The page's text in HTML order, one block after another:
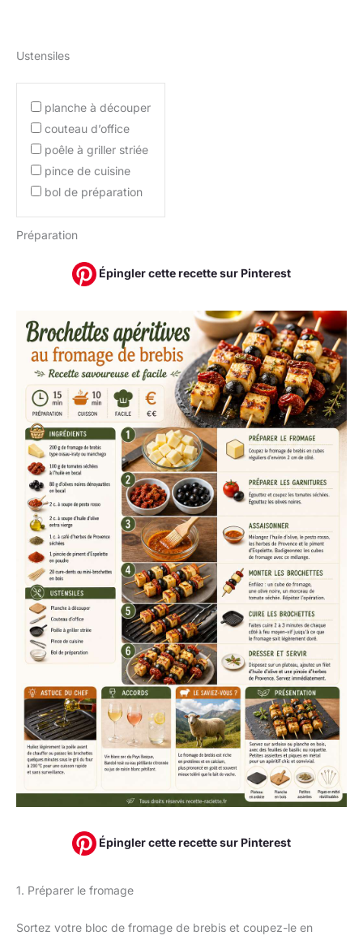
Ustensiles
planche à découper
couteau d’office
poêle à griller striée
pince de cuisine
bol de préparation
Préparation
Épingler cette recette sur Pinterest
Épingler cette recette sur Pinterest
1. Préparer le fromage
Sortez votre bloc de fromage de brebis et coupez-le en